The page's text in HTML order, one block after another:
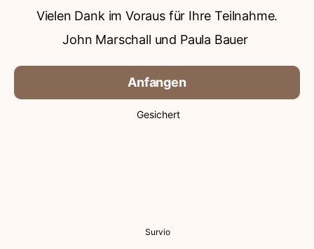
Vielen Dank im Voraus für Ihre Teilnahme.
John Marschall und Paula Bauer
Anfangen
Gesichert
Survio